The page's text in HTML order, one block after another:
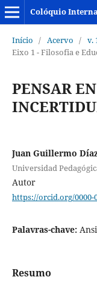
Início / Acervo / v.
Eixo 1 - Filosofia e
PENSAR
Juan Guillermo
Universidad
Autor
https://orcid.org/0000-
Palavras-chave:
Resumo